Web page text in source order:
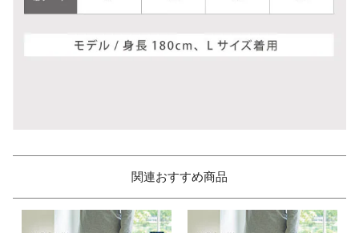
関連おすすめ商品